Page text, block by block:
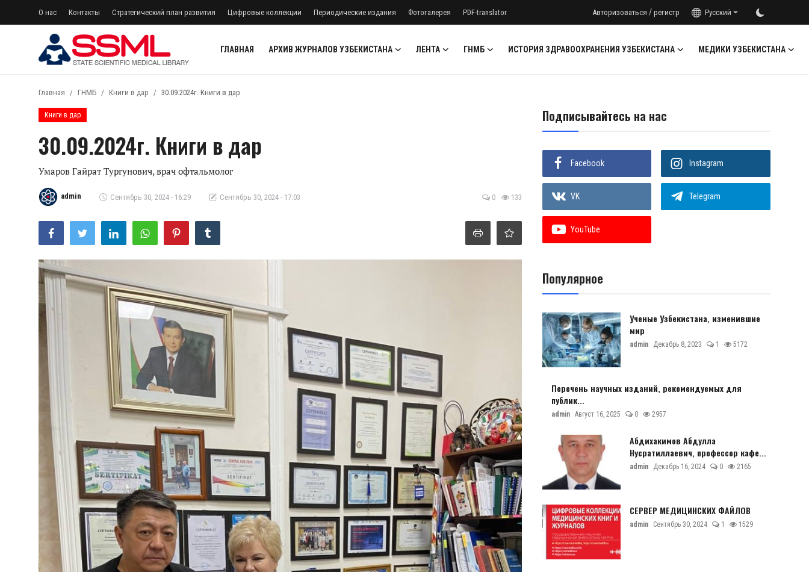
О нас Контакты Стратегический план развития Цифровые коллекции Периодические издания Фотогалерея PDF-translator Авторизоваться / регистр Русский
ГЛАВНАЯ АРХИВ ЖУРНАЛОВ УЗБЕКИСТАНА ЛЕНТА ГНМБ ИСТОРИЯ ЗДРАВООХРАНЕНИЯ УЗБЕКИСТАНА МЕДИКИ УЗБЕКИСТАНА
регистр
Главная
Архив журналов Узбекистана
Контакты
Стратегический план развития
Цифровые коллекции
История здравоохранения Узбекистана
Периодические издания
Медики Узбекистана
Фотогалерея
PDF-translator
Проблемы Арала
Антикоррупция
Главная ГНМБ Книги в дар 30.09.2024г. Книги в дар
Книги в дар
30.09.2024г. Книги в дар
Умаров Гайрат Тургунович, врач офтальмолог
admin Сентябрь 30, 2024 - 16:29 Сентябрь 30, 2024 - 17:03 0 133
Подписывайтесь на нас
Facebook Instagram
VK Telegram
YouTube
Популярное
Ученые Узбекистана, изменившие
мир
admin Декабрь 8, 2023 1 5172
Перечень научных изданий, рекомендуемых для
публик...
admin Август 16, 2025 0 2957
Абдихакимов Абдулла
Нусратиллаевич, профессор кафе...
admin Декабрь 16, 2024 0 2165
СЕРВЕР МЕДИЦИНСКИХ ФАЙЛОВ
admin Сентябрь 30, 2024 1 1529